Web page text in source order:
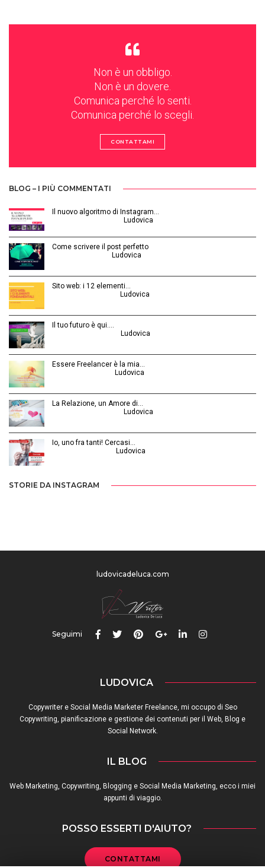
Non è un obbligo.
Non è un dovere.
Comunica perché lo senti.
Comunica perché lo scegli.
CONTATTAMI
BLOG – I PIÙ COMMENTATI
Il nuovo algoritmo di Instagram…
Ludovica
Come scrivere il post perfetto
Ludovica
Sito web: i 12 elementi…
Ludovica
Il tuo futuro è qui.…
Ludovica
Essere Freelancer è la mia…
Ludovica
La Relazione, un Amore di…
Ludovica
Io, uno fra tanti! Cercasi…
Ludovica
STORIE DA INSTAGRAM
ludovicadeluca.com
Seguimi
LUDOVICA
Copywriter e Social Media Marketer Freelance, mi occupo di Seo
Copywriting, pianificazione e gestione dei contenuti per il Web, Blog e
Social Network.
IL BLOG
Web Marketing, Copywriting, Blogging e Social Media Marketing, ecco i miei
appunti di viaggio.
POSSO ESSERTI D'AIUTO?
CONTATTAMI